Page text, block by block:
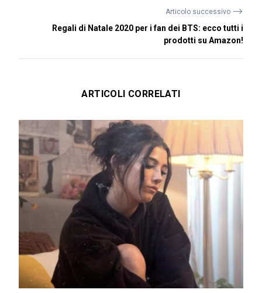
Articolo successivo ⟶
Regali di Natale 2020 per i fan dei BTS: ecco tutti i
prodotti su Amazon!
ARTICOLI CORRELATI